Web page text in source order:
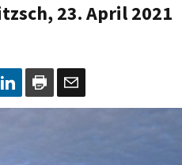
23. April 2021